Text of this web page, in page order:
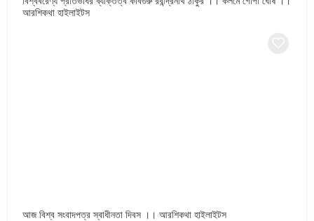
আরশিকথা হাইলাইটস
আজ বিশ্ব সংবাদপত্র স্বাধীনতা দিবস ।। আরশিকথা হাইলাইটস